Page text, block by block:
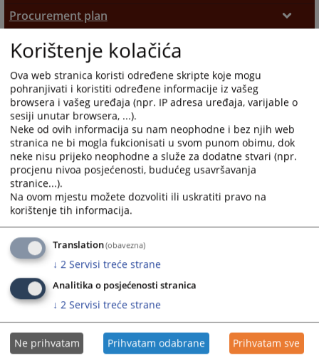
Procurement notices
Procurement plan
Procurement plan
Procurement reports
Procurement reports
Procurement decisions
Korištenje kolačića
Ova web stranica koristi određene skripte koje mogu
pohranjivati i koristiti određene informacije iz vašeg
browsera i vašeg uređaja (npr. IP adresa uređaja, varijable o
sesiji unutar browsera, ...).
Neke od ovih informacija su nam neophodne i bez njih web
stranica ne bi mogla fukcionisati u svom punom obimu, dok
neke nisu prijeko neophodne a služe za dodatne stvari (npr.
procjenu nivoa posjećenosti, budućeg usavršavanja
stranice...).
Na ovom mjestu možete dozvoliti ili uskratiti pravo na
korištenje tih informacija.
Translation(obavezna)
↓ 2 Servisi treće strane
Analitika o posjećenosti stranica
↓ 2 Servisi treće strane
Ne prihvatam Prihvatam odabrane Prihvatam sve